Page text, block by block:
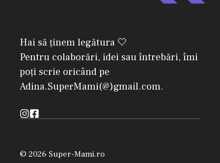
Hai să ținem legătura 🤍
Pentru colaborări, idei sau întrebări, îmi
poți scrie oricând pe
Adina.SuperMami(@)gmail.com.
© 2026 Super-Mami.ro